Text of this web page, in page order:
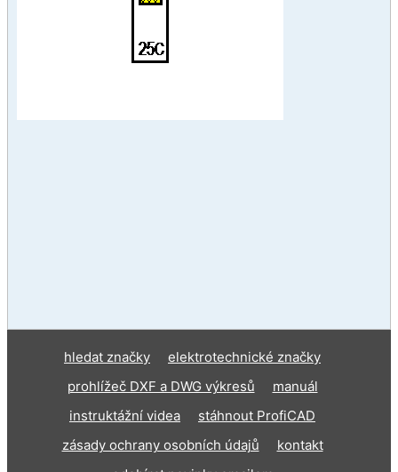
hledat značky
elektrotechnické značky
prohlížeč DXF a DWG výkresů
manuál
instruktážní videa
stáhnout ProfiCAD
zásady ochrany osobních údajů
kontakt